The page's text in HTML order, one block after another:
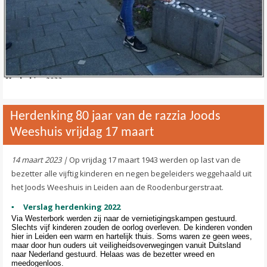
Herdenking 80 jaar van de razzia Joods
Weeshuis vrijdag 17 maart
14 maart 2023 | Op vrijdag 17 maart 1943 werden op last van de
bezetter alle vijftig kinderen en negen begeleiders weggehaald uit
het Joods Weeshuis in Leiden aan de Roodenburgerstraat.
Verslag herdenking 2022
Via Westerbork werden zij naar de vernietigingskampen gestuurd.
Slechts vijf kinderen zouden de oorlog overleven. De kinderen vonden
hier in Leiden een warm en hartelijk thuis. Soms waren ze geen wees,
maar door hun ouders uit veiligheidsoverwegingen vanuit Duitsland
naar Nederland gestuurd. Helaas was de bezetter wreed en
meedogenloos.